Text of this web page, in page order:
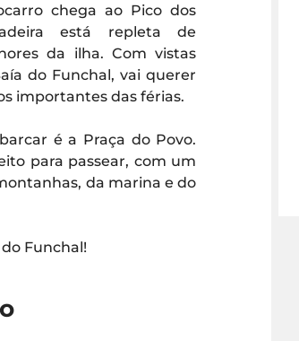
chega ao Pico dos
está repleta de
da ilha. Com vistas
do Funchal, vai querer
importantes das férias.
é a Praça do Povo.
para passear, com um
da marina e do
Funchal!